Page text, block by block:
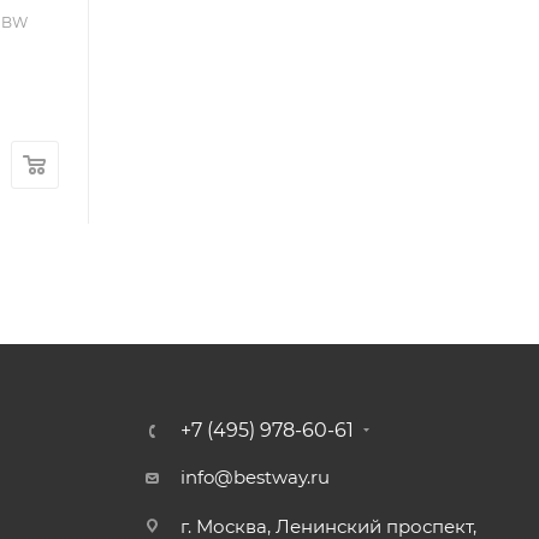
+7 (495) 978-60-61
info@bestway.ru
г. Москва, Ленинский проспект,